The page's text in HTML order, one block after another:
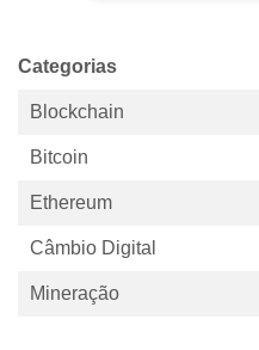
Categorias
Blockchain
Bitcoin
Ethereum
Câmbio Digital
Mineração